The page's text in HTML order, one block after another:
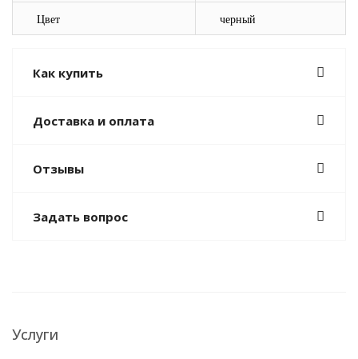
Цвет черный
Как купить
Доставка и оплата
Отзывы
Задать вопрос
Услуги